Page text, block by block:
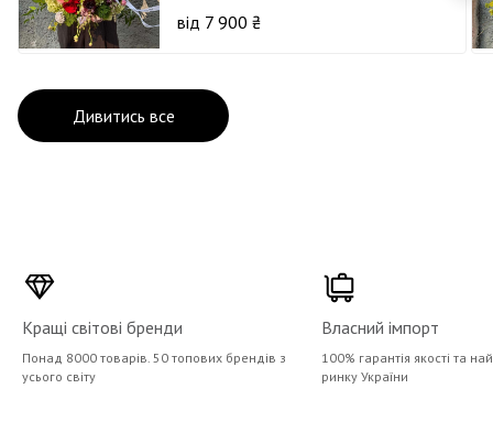
від 7 900 ₴
Дивитись все
Кращі світові бренди
Понад 8000 товарів. 50 топових брендів з
усього світу
Власний імпорт
100% гарантія якості та
ринку України